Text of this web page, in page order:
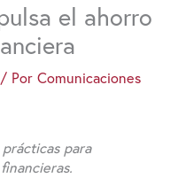
el ahorro
/ Por Comunicaciones
para